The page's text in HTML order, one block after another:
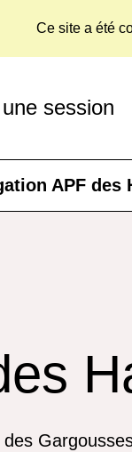
Ce site a été
session
APF des
des